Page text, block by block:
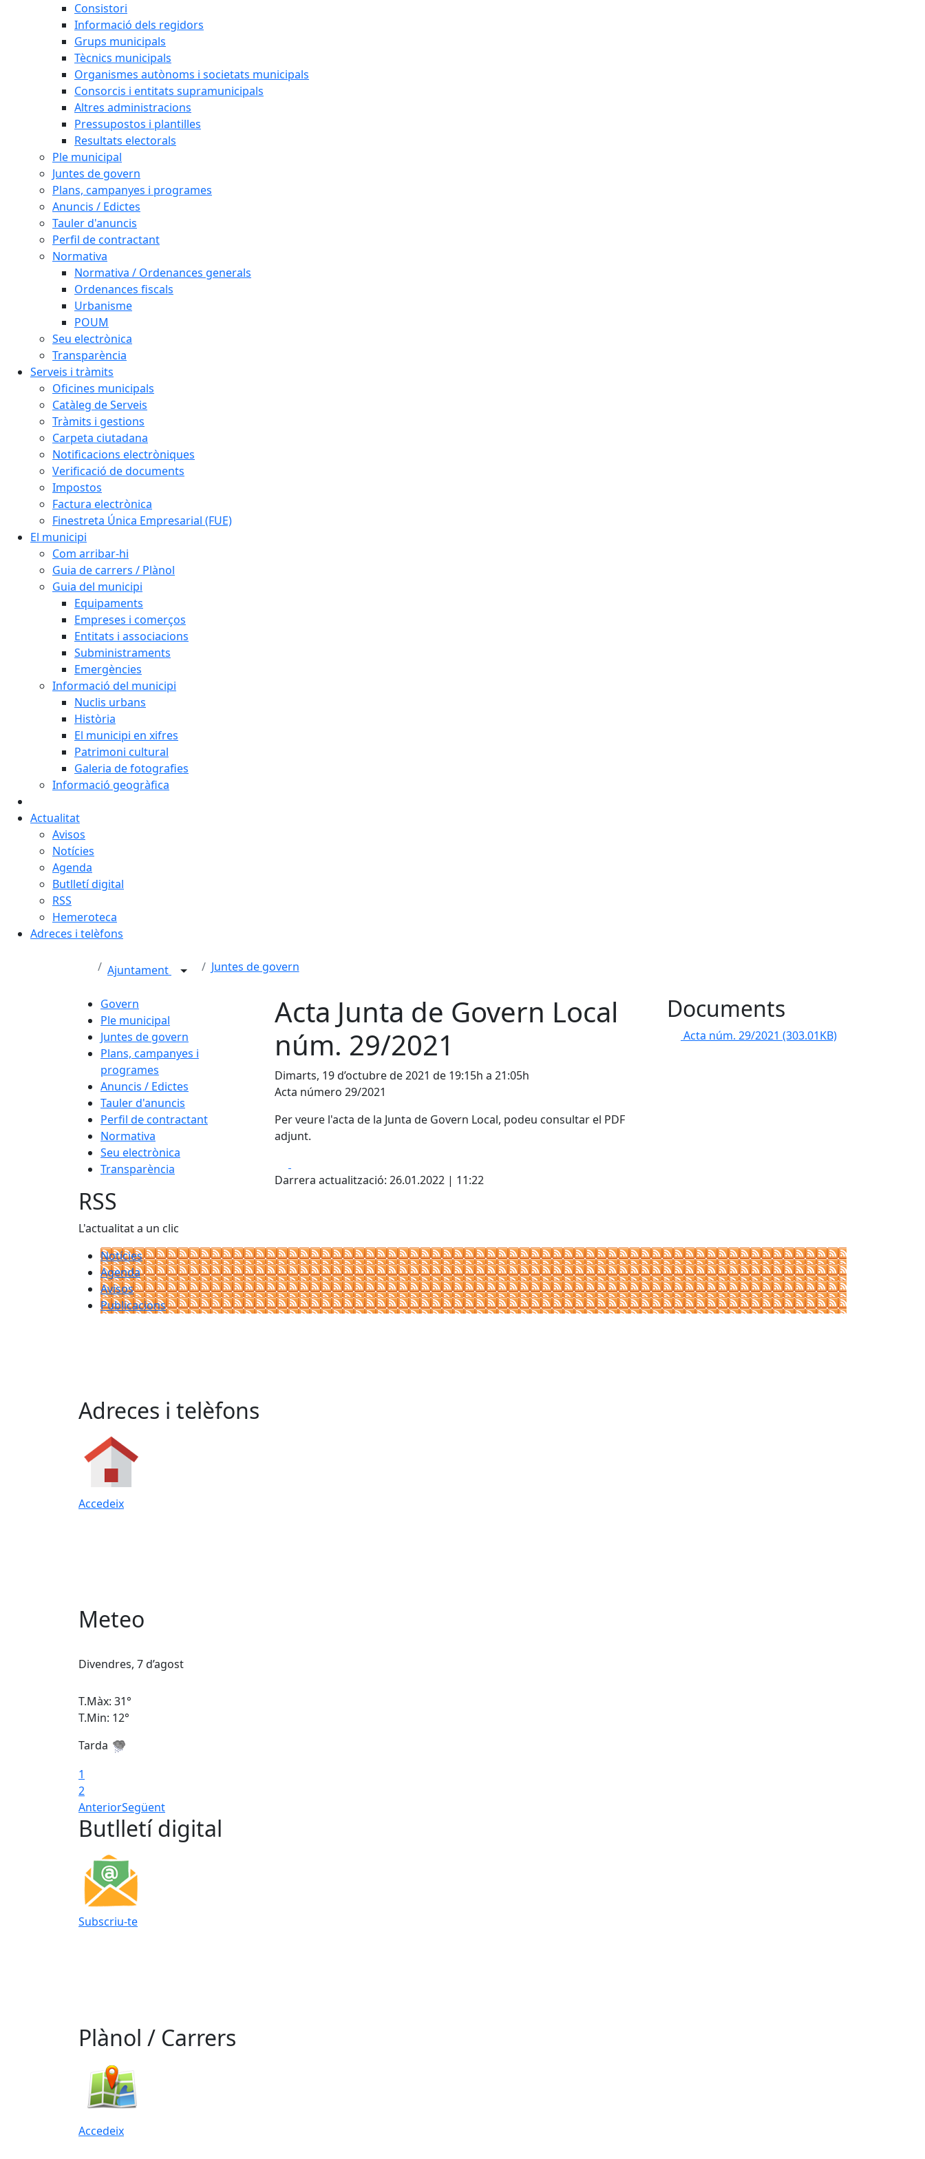
Consistori
Informació dels regidors
Grups municipals
Tècnics municipals
Organismes autònoms i societats municipals
Consorcis i entitats supramunicipals
Altres administracions
Pressupostos i plantilles
Resultats electorals
Ple municipal
Juntes de govern
Plans, campanyes i programes
Anuncis / Edictes
Tauler d'anuncis
Perfil de contractant
Normativa
Normativa / Ordenances generals
Ordenances fiscals
Urbanisme
POUM
Seu electrònica
Transparència
Serveis i tràmits
Oficines municipals
Catàleg de Serveis
Tràmits i gestions
Carpeta ciutadana
Notificacions electròniques
Verificació de documents
Impostos
Factura electrònica
Finestreta Única Empresarial (FUE)
El municipi
Com arribar-hi
Guia de carrers / Plànol
Guia del municipi
Equipaments
Empreses i comerços
Entitats i associacions
Subministraments
Emergències
Informació del municipi
Nuclis urbans
Història
El municipi en xifres
Patrimoni cultural
Galeria de fotografies
Informació geogràfica
Actualitat
Avisos
Notícies
Agenda
Butlletí digital
RSS
Hemeroteca
Adreces i telèfons
Ajuntament Juntes de govern
Govern
Ple municipal
Juntes de govern
Plans, campanyes i
programes
Anuncis / Edictes
Tauler d'anuncis
Perfil de contractant
Normativa
Seu electrònica
Transparència
Acta Junta de Govern Local
núm. 29/2021
Dimarts, 19 d’octubre de 2021 de 19:15h a 21:05h
Acta número 29/2021
Per veure l'acta de la Junta de Govern Local, podeu consultar el PDF
adjunt.
Darrera actualització: 26.01.2022 | 11:22
Documents
Acta núm. 29/2021 (303.01KB)
RSS
L'actualitat a un clic
Notícies
Agenda
Avisos
Publicacions
Adreces i telèfons
Accedeix
Meteo
Divendres, 7 d’agost
T.Màx: 31°
T.Min: 12°
Tarda
1
2
AnteriorSegüent
Butlletí digital
Subscriu-te
Plànol / Carrers
Accedeix